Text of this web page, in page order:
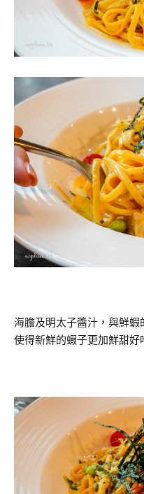
海膽及明太子醬汁，與鮮蝦
使得新鮮的蝦子更加鮮甜好